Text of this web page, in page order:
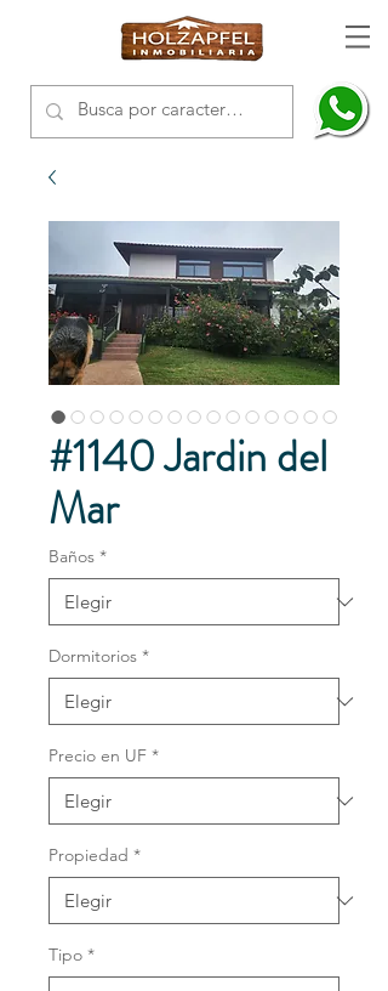
#1140 Jardin del
Mar
Baños *
Dormitorios *
Precio en UF *
Propiedad *
Tipo *